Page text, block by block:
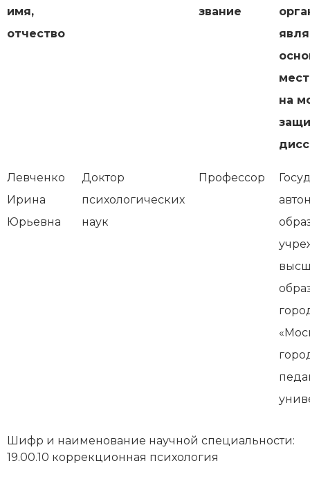
имя,
отчество
звание
на
Левченко
Ирина
Юрьевна
Доктор
психологических
наук
Профессор
Шифр и наименование научной специальности:
19.00.10 коррекционная психология